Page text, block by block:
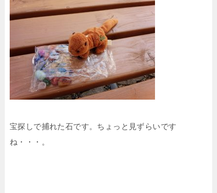
宝探しで捕れた石です。ちょっと見ずらいです
ね・・・。